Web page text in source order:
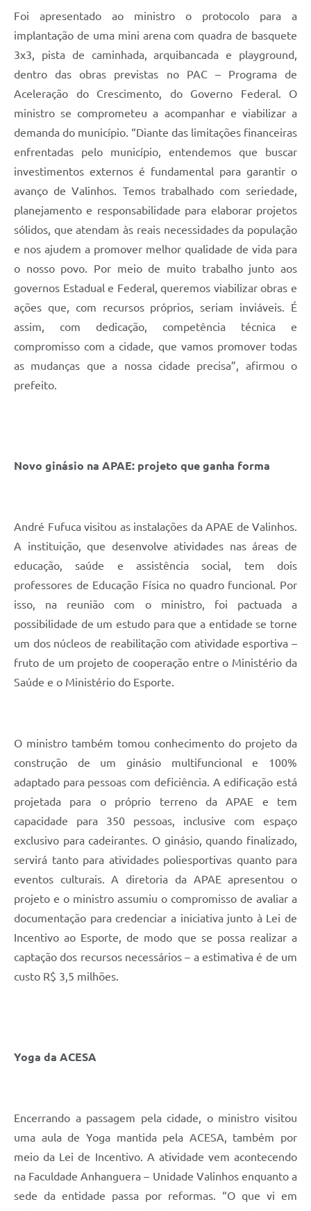
Foi apresentado ao ministro o protocolo para a
implantação de uma mini arena com quadra de basquete
3x3, pista de caminhada, arquibancada e playground,
dentro das obras previstas no PAC – Programa de
Aceleração do Crescimento, do Governo Federal. O
ministro se comprometeu a acompanhar e viabilizar a
demanda do município. “Diante das limitações financeiras
enfrentadas pelo município, entendemos que buscar
investimentos externos é fundamental para garantir o
avanço de Valinhos. Temos trabalhado com seriedade,
planejamento e responsabilidade para elaborar projetos
sólidos, que atendam às reais necessidades da população
e nos ajudem a promover melhor qualidade de vida para
o nosso povo. Por meio de muito trabalho junto aos
governos Estadual e Federal, queremos viabilizar obras e
ações que, com recursos próprios, seriam inviáveis. É
assim, com dedicação, competência técnica e
compromisso com a cidade, que vamos promover todas
as mudanças que a nossa cidade precisa”, afirmou o
prefeito.
Novo ginásio na APAE: projeto que ganha forma
André Fufuca visitou as instalações da APAE de Valinhos.
A instituição, que desenvolve atividades nas áreas de
educação, saúde e assistência social, tem dois
professores de Educação Física no quadro funcional. Por
isso, na reunião com o ministro, foi pactuada a
possibilidade de um estudo para que a entidade se torne
um dos núcleos de reabilitação com atividade esportiva –
fruto de um projeto de cooperação entre o Ministério da
Saúde e o Ministério do Esporte.
O ministro também tomou conhecimento do projeto da
construção de um ginásio multifuncional e 100%
adaptado para pessoas com deficiência. A edificação está
projetada para o próprio terreno da APAE e tem
capacidade para 350 pessoas, inclusive com espaço
exclusivo para cadeirantes. O ginásio, quando finalizado,
servirá tanto para atividades poliesportivas quanto para
eventos culturais. A diretoria da APAE apresentou o
projeto e o ministro assumiu o compromisso de avaliar a
documentação para credenciar a iniciativa junto à Lei de
Incentivo ao Esporte, de modo que se possa realizar a
captação dos recursos necessários – a estimativa é de um
custo R$ 3,5 milhões.
Yoga da ACESA
Encerrando a passagem pela cidade, o ministro visitou
uma aula de Yoga mantida pela ACESA, também por
meio da Lei de Incentivo. A atividade vem acontecendo
na Faculdade Anhanguera – Unidade Valinhos enquanto a
sede da entidade passa por reformas. “O que vi em